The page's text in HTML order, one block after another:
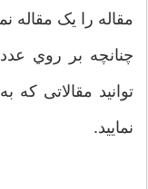
مقاله را یک مقاله
چنانچه بر روي
توانید مقالاتی که
نمایید.